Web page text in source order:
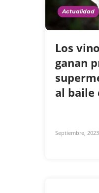
Actualidad
Los
ganan
al baile
Septiembre, 2023